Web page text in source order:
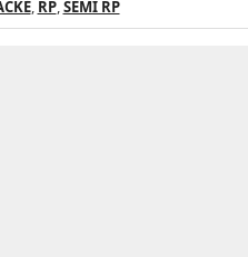
, RP,SEMI RP